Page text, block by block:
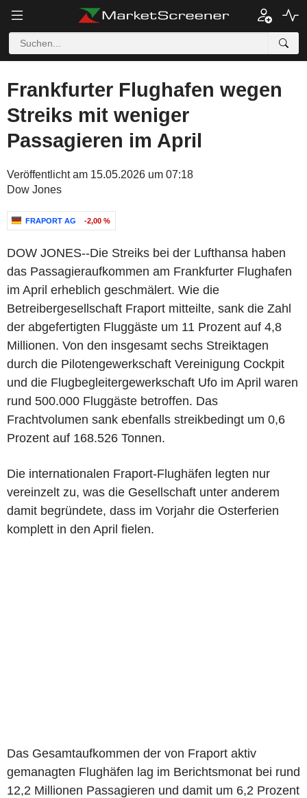
Frankfurter Flughafen wegen
Streiks mit weniger
Passagieren im April
Veröffentlicht am 15.05.2026 um 07:18
Dow Jones
FRAPORT AG -2,00 %
DOW JONES--Die Streiks bei der Lufthansa haben
das Passagieraufkommen am Frankfurter Flughafen
im April erheblich geschmälert. Wie die
Betreibergesellschaft Fraport mitteilte, sank die Zahl
der abgefertigten Fluggäste um 11 Prozent auf 4,8
Millionen. Von den insgesamt sechs Streiktagen
durch die Pilotengewerkschaft Vereinigung Cockpit
und die Flugbegleitergewerkschaft Ufo im April waren
rund 500.000 Fluggäste betroffen. Das
Frachtvolumen sank ebenfalls streikbedingt um 0,6
Prozent auf 168.526 Tonnen.
Die internationalen Fraport-Flughäfen legten nur
vereinzelt zu, was die Gesellschaft unter anderem
damit begründete, dass im Vorjahr die Osterferien
komplett in den April fielen.
Das Gesamtaufkommen der von Fraport aktiv
gemanagten Flughäfen lag im Berichtsmonat bei rund
12,2 Millionen Passagieren und damit um 6,2 Prozent